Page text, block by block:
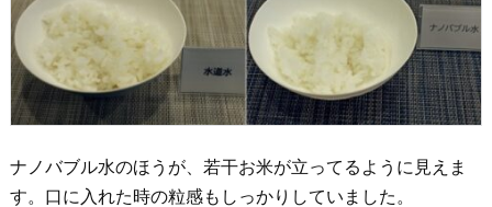
ナノバブル水のほうが、若干お米が立ってるように見えま
す。口に入れた時の粒感もしっかりしていました。